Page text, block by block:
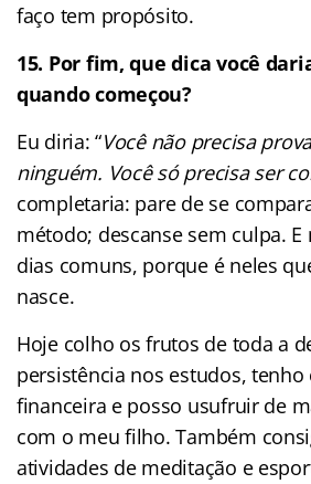
faço tem propósito.
15. Por fim, que dica você
quando começou?
Eu diria: “Você não precisa
ninguém. Você só precisa ser
completaria: pare de se
método; descanse sem culpa. E
dias comuns, porque é neles
nasce.
Hoje colho os frutos de toda a
persistência nos estudos,
financeira e posso usufruir de
com o meu filho. Também
atividades de meditação e